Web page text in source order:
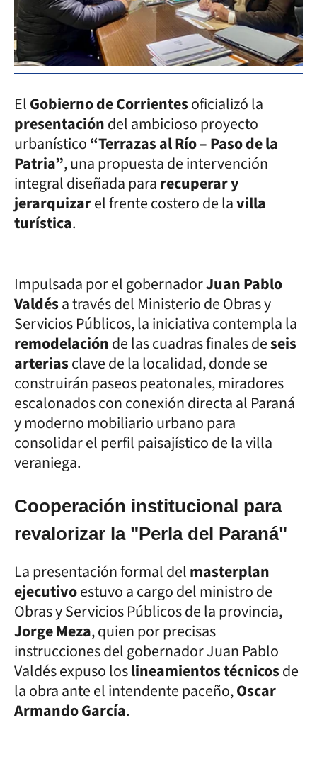
ElGobierno de Corrientesoficializó la
presentacióndel ambicioso proyecto
urbanístico“Terrazas al Río – Paso de la
Patria”, una propuesta de intervención
integral diseñada pararecuperar y
jerarquizarel frente costero de lavilla
turística.
Impulsada por el gobernadorJuan Pablo
Valdésa través del Ministerio de Obras y
Servicios Públicos, la iniciativa contempla la
remodelaciónde las cuadras finales deseis
arteriasclave de la localidad, donde se
construirán paseos peatonales, miradores
escalonados con conexión directa al Paraná
y moderno mobiliario urbano para
consolidar el perfil paisajístico de la villa
veraniega.
Cooperación institucional para
revalorizar la "Perla del Paraná"
La presentación formal delmasterplan
ejecutivoestuvo a cargo del ministro de
Obras y Servicios Públicos de la provincia,
Jorge Meza, quien por precisas
instrucciones del gobernador Juan Pablo
Valdés expuso loslineamientos técnicosde
la obra ante el intendente paceño,Oscar
Armando García.